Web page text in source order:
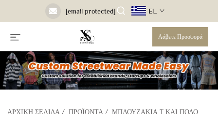
[email protected] EL
Λάβετε Προσφορά
ΑΡΧΙΚΉ ΣΕΛΊΔΑ / ΠΡΟΪΌΝΤΑ / ΜΠΛΟΥΖΆΚΙΑ T ΚΑΙ ΠΌΛΟ